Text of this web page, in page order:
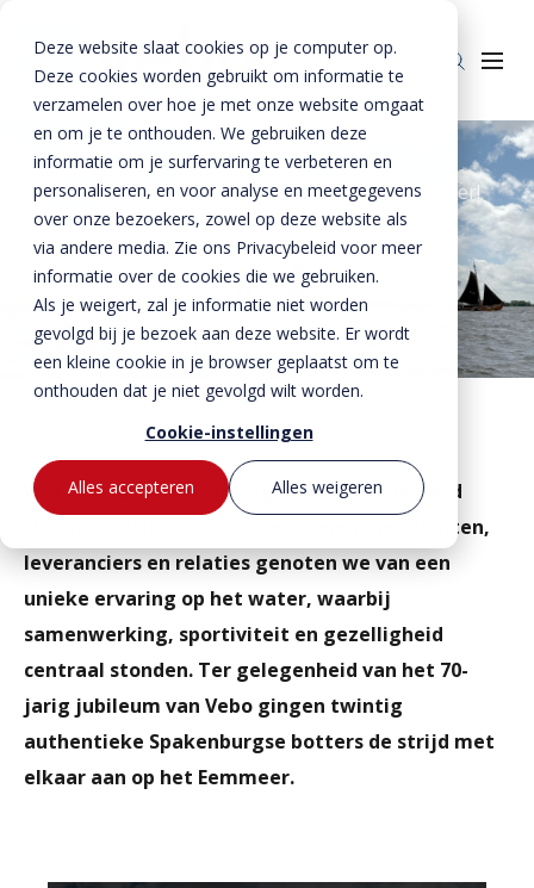
Deze website slaat cookies op je computer op.
Deze cookies worden gebruikt om informatie te
verzamelen over hoe je met onze website omgaat
en om je te onthouden. We gebruiken deze
informatie om je surfervaring te verbeteren en
personaliseren, en voor analyse en meetgegevens
over onze bezoekers, zowel op deze website als
via andere media. Zie ons Privacybeleid voor meer
informatie over de cookies die we gebruiken.
Als je weigert, zal je informatie niet worden
gevolgd bij je bezoek aan deze website. Er wordt
een kleine cookie in je browser geplaatst om te
onthouden dat je niet gevolgd wilt worden.
Cookie-instellingen
Alles accepteren
Alles weigeren
Downloads
Werken bij Vebo
Producten
Beton
Betonproducten
Lateien
Spekbanden
Gevelbanden
Raamdorpels
Kozijnkaders
Kantplanken
Spuwers
Oplegblokken & sluitstenen
Luifels
Kolommen
Balkons
Producten voor kant-en-klaar gevels
Lateien
Spekbanden
Raamdorpels
Vogelstenen
Staal
Staalproducten
Lateien
Geveldragers
Borstweringssteunen
BTE Groep
Onze verhalen
Over ons
Historie
Werken bij Vebo
MVO
Downloads
Certificaten
Verwerkingsadviezen
Prestatieverklaringen
CO2 footprints
Documentatie
Diversen
Kalender
Monsters aanvragen
Informatie aanvragen
Contact met Vebo
Offerte aanvragen
Contactpersonen
Home »Nieuws »
Een geslaagde dag vol verbinding op het Eemmeer!
8 juli 2026
Een geslaagde dag vol
verbinding op het
Eemmeer!
Wat een fantastische dag hebben we beleefd
tijdens de Vebo Botterrace! Samen met klanten,
leveranciers en relaties genoten we van een
unieke ervaring op het water, waarbij
samenwerking, sportiviteit en gezelligheid
centraal stonden. Ter gelegenheid van het 70-
jarig jubileum van Vebo gingen twintig
authentieke Spakenburgse botters de strijd met
elkaar aan op het Eemmeer.